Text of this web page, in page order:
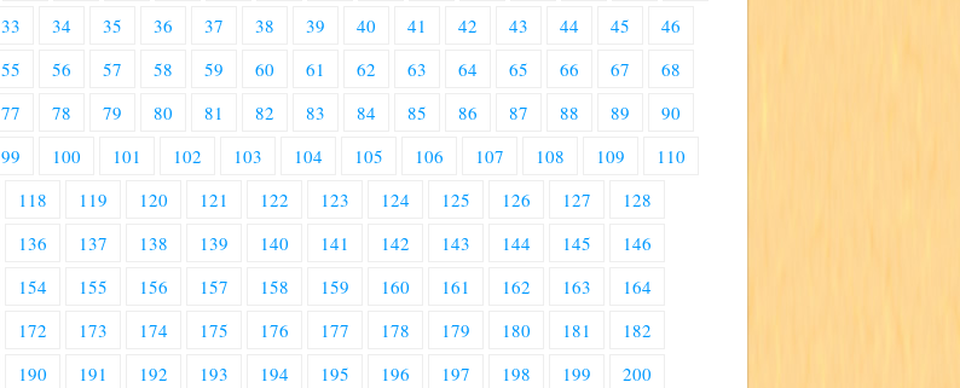
33 34 35 36 37 38 39 40 41 42 43 44 45
46
55 56 57 58 59 60 61 62 63 64 65 66 67
68
77 78 79 80 81 82 83 84 85 86 87 88 89
90
99 100 101 102 103 104 105 106 107 108 109
110
118 119 120 121 122 123 124 125 126 127
128
136 137 138 139 140 141 142 143 144 145
146
154 155 156 157 158 159 160 161 162 163
164
172 173 174 175 176 177 178 179 180 181
182
190 191 192 193 194 195 196 197 198 199
200